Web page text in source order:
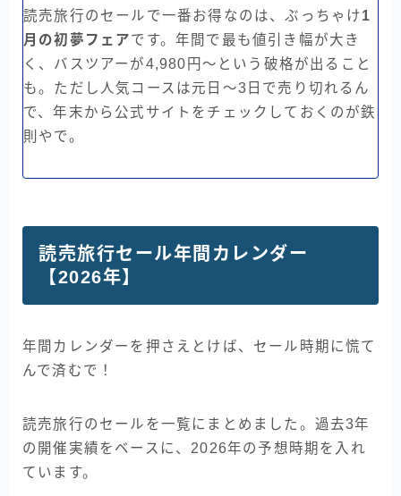
読売旅行のセールで一番お得なのは、ぶっちゃけ1
月の初夢フェアです。年間で最も値引き幅が大き
く、バスツアーが4,980円〜という破格が出ること
も。ただし人気コースは元日〜3日で売り切れるん
で、年末から公式サイトをチェックしておくのが鉄
則やで。
読売旅行セール年間カレンダー
【2026年】
年間カレンダーを押さえとけば、セール時期に慌て
んで済むで！
読売旅行のセールを一覧にまとめました。過去3年
の開催実績をベースに、2026年の予想時期を入れ
ています。